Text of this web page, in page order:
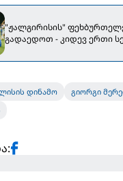
"ჟალგირისის"
გადაედოთ - კიდევ ერთი
დინამო
გიორგი